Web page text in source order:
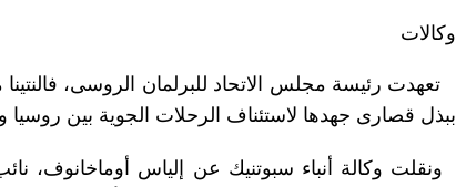
وكالات
تعهدت رئيسة مجلس الاتحاد للبرلمان الروسى، فالنتينا
ببذل قصارى جهدها لاستئناف الرحلات الجوية بين
ونقلت وكالة أنباء سبوتنيك عن إلياس أوماخانوف،